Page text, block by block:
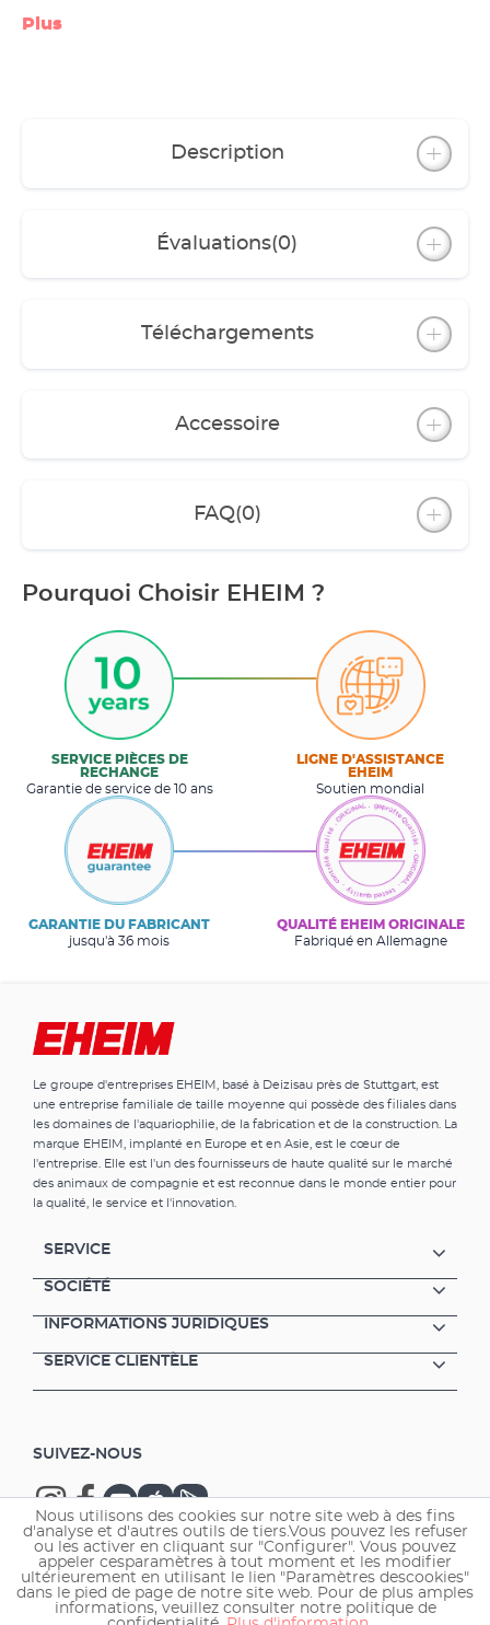
LEDcontrol+ (accessoires)
Plus
Description
Évaluations(0)
Téléchargements
Accessoire
FAQ(0)
Pourquoi Choisir EHEIM ?
SERVICE PIÈCES DE
RECHANGE
Garantie de service de 10 ans
LIGNE D'ASSISTANCE
EHEIM
Soutien mondial
GARANTIE DU FABRICANT
jusqu'à 36 mois
QUALITÉ EHEIM ORIGINALE
Fabriqué en Allemagne
Le groupe d'entreprises EHEIM, basé à Deizisau près de Stuttgart, est
une entreprise familiale de taille moyenne qui possède des filiales dans
les domaines de l'aquariophilie, de la fabrication et de la construction. La
marque EHEIM, implanté en Europe et en Asie, est le cœur de
l'entreprise. Elle est l'un des fournisseurs de haute qualité sur le marché
des animaux de compagnie et est reconnue dans le monde entier pour
la qualité, le service et l'innovation.
SERVICE
SOCIÉTÉ
INFORMATIONS JURIDIQUES
SERVICE CLIENTÈLE
SUIVEZ-NOUS
Copyright © 2026 EHEIM GmbH & Co. KG.
Nous utilisons des cookies sur notre site web à des fins
d'analyse et d'autres outils de tiers.Vous pouvez les refuser
ou les activer en cliquant sur "Configurer". Vous pouvez
appeler cesparamètres à tout moment et les modifier
ultérieurement en utilisant le lien "Paramètres descookies"
dans le pied de page de notre site web. Pour de plus amples
informations, veuillez consulter notre politique de